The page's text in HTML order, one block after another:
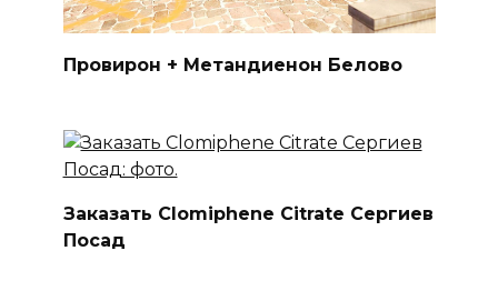
Провирон + Метандиенон Белово
Заказать Clomiphene Citrate Сергиев
Посад